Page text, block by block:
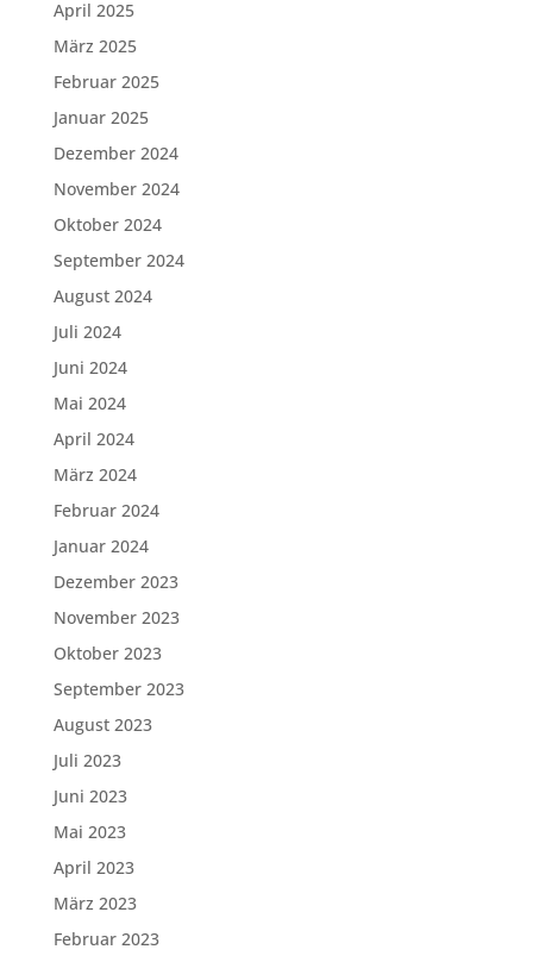
April 2025
März 2025
Februar 2025
Januar 2025
Dezember 2024
November 2024
Oktober 2024
September 2024
August 2024
Juli 2024
Juni 2024
Mai 2024
April 2024
März 2024
Februar 2024
Januar 2024
Dezember 2023
November 2023
Oktober 2023
September 2023
August 2023
Juli 2023
Juni 2023
Mai 2023
April 2023
März 2023
Februar 2023